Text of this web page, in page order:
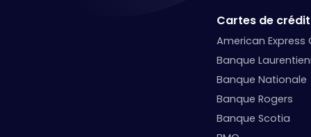
Cartes de crédit
American Express
Banque
Banque Nationale
Banque Rogers
Banque Scotia